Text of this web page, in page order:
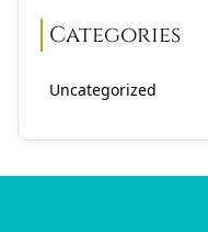
Categories
Uncategorized